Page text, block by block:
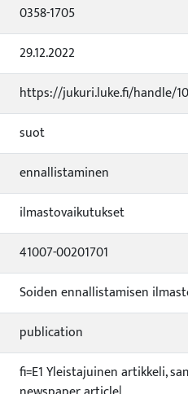
0358-1705
29.12.2022
https://jukuri.luke.fi/handle/
suot
ennallistaminen
ilmastovaikutukset
41007-00201701
Soiden ennallistamisen
publication
fi=E1 Yleistajuinen artikkeli,